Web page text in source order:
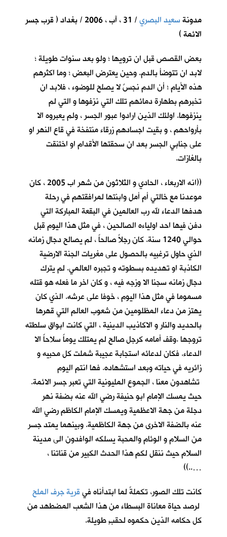
مدونةسعيد البصري
/ 31 ، آب ، 2006 / بغداد ( قرب جسر
الائمة )
بعض القصص قبل ان ترويها ؛ ولو بعد سنوات طويلة ؛
لابد ان تتوضأ بالدم. وحين يعترض البعض ؛ وما اكثرهم
هذه الأيام ؛ أن الدم نجسٌ لا يصلح للوضوء ، فلابد ان
تخبرهم بطهارة دمائهم تلك التي نزفوها و التي لم
ينزفوها. اولئك الذين ارادوا عبور الجسر ، ولم يعبروه الا
بأرواحهم ، و بقيت اجسادهم زرقاء منتفخة في قاع النهر او
على جنابي الجسر بعد ان سحقتها الأقدام او اختنقت
بالغازات.
((انه الاربعاء ، الحادي و الثلاثون من شهر اب 2005 ، كان
موعدنا مع خالتي أم أمل وابنتها لمرافقتهم في رحلة
هدفها الدعاء لله رب العالمين في البقعة المباركة التي
دفن فيها احد اولياءه الصالحين ، في مثل هذا اليوم قبل
حوالي 1240 سنة. كان رجلاً صالحاً ، لم يصالح دجال زمانه
الذي حاول ترغبيه بالحصول على مغريات الجنة الارضية
الكاذبة او تهديده بسطوته و تجبره العالمي. لم يترك
دجال زمانه سجنا الا وزجه فيه ، و كان اخر ما فعله هو قتله
مسموما في مثل هذا اليوم ، خوفا على عرشه. الذي كان
يهتز من دعاء المظلومين من شعوب العالم التي قهرها
بالحديد والنار و الاكاذيب الدينية ، التي كانت ابواق سلطته
تروجها .وقف أمامه كرجل صالح لم يمتلك يوماً سلاحاً الا
الدعاء. فكان لدعائه استجابة عجيبة شملت كل محبيه و
زائريه في حياته وبعد استشهاده. فها انتم اليوم
تشاهدون معنا ، الجموع المليونية التي تعبر جسر الائمة.
حيث يمسك الإمام ابو حنيفة رضي الله عنه بضفة نهر
دجلة من جهة الاعظمية ويمسك الإمام الكاظم رضي الله
عنه بالضفة الاخرى من جهة الكاظمية. وبينهما يمتد جسر
من السلام و الوئام والمحبة يسلكه الوافدون الى مدينة
السلام حيث ننقل لكم هذا الحدث الكبير من قناتنا ،
…..))
كانت تلك الصور، تكملةً لما ابتدأناه فيقرية جرف الملح
لرصد حياة معاناة البسطاء من هذا الشعب المضطهد من
كل حكامه الذين حكموه لحقبٍ طويلة.